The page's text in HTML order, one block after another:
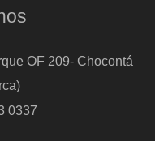
OF 209- Chocontá
0337